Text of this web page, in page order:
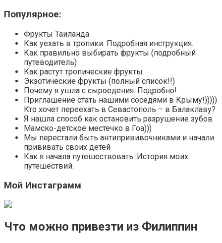
Популярное:
Фрукты Таиланда
Как уехать в тропики. Подробная инструкция.
Как правильно выбирать фрукты (подробный
путеводитель)
Как растут тропические фрукты
Экзотические фрукты (полный список!!)
Почему я ушла с сыроедения. Подробно!
Приглашение стать нашими соседями в Крыму!)))))
Кто хочет переехать в Севастополь – в Балаклаву?
Я нашла способ как остановить разрушение зубов
Мамско-детское местечко в Гоа)))
Мы перестали быть антипрививочниками и начали
прививать своих детей
Как я начала путешествовать. История моих
путешествий.
Мой Инстаграмм
Что можно привезти из Филиппин